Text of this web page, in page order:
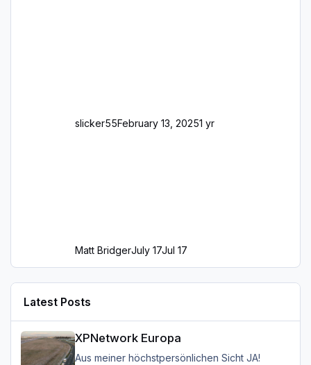
slicker55February 13, 20251 yr
Matt BridgerJuly 17Jul 17
Latest Posts
XPNetwork Europa
Aus meiner höchstpersönlichen Sicht JA!